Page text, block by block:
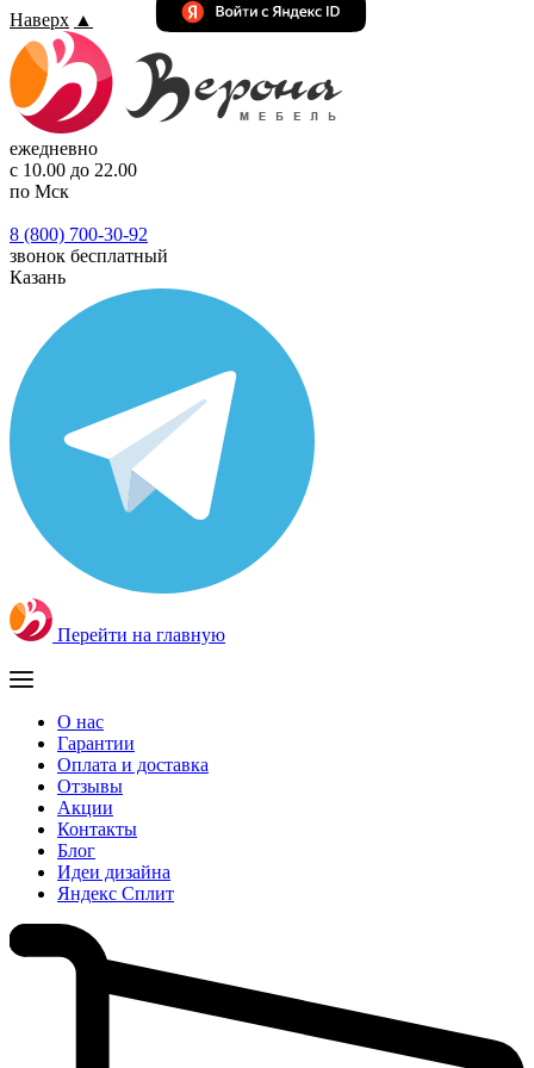
Наверх ▲
ежедневно
с 10.00 до 22.00
по Мск
8 (800) 700-30-92
звонок бесплатный
Казань
Перейти на главную
О нас
Гарантии
Оплата и доставка
Отзывы
Акции
Контакты
Блог
Идеи дизайна
Яндекс Сплит